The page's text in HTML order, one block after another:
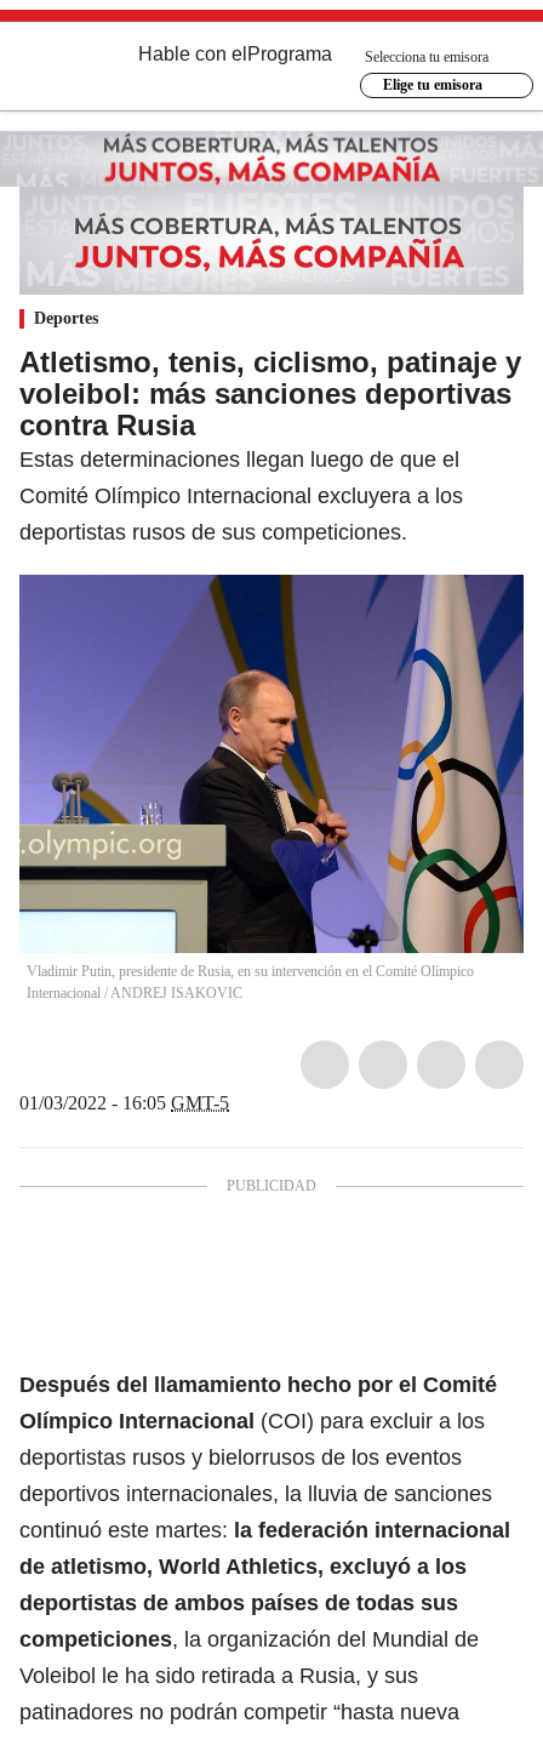
Hable con el Programa
Selecciona tu emisora
Elige tu emisora
Deportes
Atletismo, tenis, ciclismo, patinaje y
voleibol: más sanciones deportivas
contra Rusia
Estas determinaciones llegan luego de que el
Comité Olímpico Internacional excluyera a los
deportistas rusos de sus competiciones.
Vladimir Putin, presidente de Rusia, en su intervención en el Comité Olímpico
Internacional /ANDREJ ISAKOVIC
01/03/2022 - 16:05 GMT-5
Después del llamamiento hecho por el Comité
Olímpico Internacional (COI) para excluir a los
deportistas rusos y bielorrusos de los eventos
deportivos internacionales, la lluvia de sanciones
continuó este martes: la federación internacional
de atletismo, World Athletics, excluyó a los
deportistas de ambos países de todas sus
competiciones, la organización del Mundial de
Voleibol le ha sido retirada a Rusia, y sus
patinadores no podrán competir “hasta nueva